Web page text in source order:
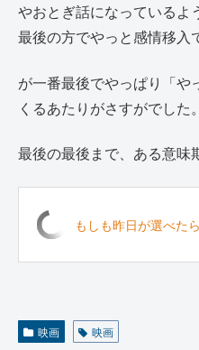
やおとぎ話になっているよ
最後の方でやっと感情移入
が一番最後でやっぱり「や
くるあたりがさすがでした。
最後の最後まで、ある意味
もしも昨日が選べた
映画 映画